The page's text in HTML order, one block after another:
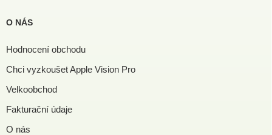
O NÁS
Hodnocení obchodu
Chci vyzkoušet Apple Vision Pro
Velkoobchod
Fakturační údaje
O nás